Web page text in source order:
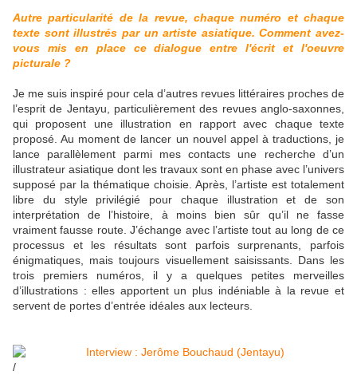
Autre particularité de la revue, chaque numéro et chaque
texte sont illustrés par un artiste asiatique. Comment avez-
vous mis en place ce dialogue entre l'écrit et l'oeuvre
picturale ?
Je me suis inspiré pour cela d’autres revues littéraires proches de
l’esprit de Jentayu, particulièrement des revues anglo-saxonnes,
qui proposent une illustration en rapport avec chaque texte
proposé. Au moment de lancer un nouvel appel à traductions, je
lance parallèlement parmi mes contacts une recherche d’un
illustrateur asiatique dont les travaux sont en phase avec l’univers
supposé par la thématique choisie. Après, l’artiste est totalement
libre du style privilégié pour chaque illustration et de son
interprétation de l’histoire, à moins bien sûr qu’il ne fasse
vraiment fausse route. J’échange avec l’artiste tout au long de ce
processus et les résultats sont parfois surprenants, parfois
énigmatiques, mais toujours visuellement saisissants. Dans les
trois premiers numéros, il y a quelques petites merveilles
d’illustrations : elles apportent un plus indéniable à la revue et
servent de portes d’entrée idéales aux lecteurs.
/